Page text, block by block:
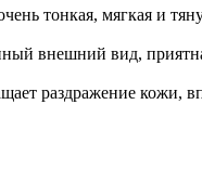
тонкая, мягкая и
внешний вид,
раздражение кожи,